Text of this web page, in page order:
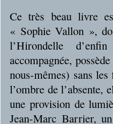
Ce très beau livre
« Sophie Vallon »,
l’Hirondelle
accompagnée,
nous-mêmes) sans
l’ombre de l’absente,
une provision de
Jean-Marc Barrier,